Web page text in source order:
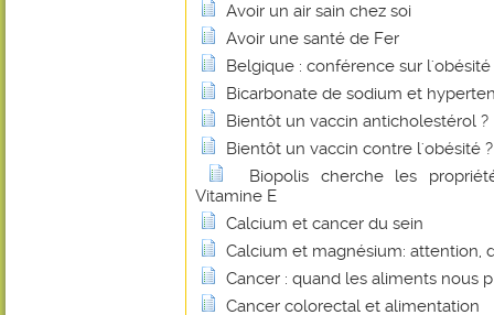
Avoir un air sain chez soi
Avoir une santé de Fer
Belgique : conférence sur l'obésité
Bicarbonate de sodium et
Bientôt un vaccin anticholestérol ?
Bientôt un vaccin contre l'obésité ?
Biopolis cherche les
Vitamine E
Calcium et cancer du sein
Calcium et magnésium: attention,
Cancer : quand les aliments nous
Cancer colorectal et alimentation